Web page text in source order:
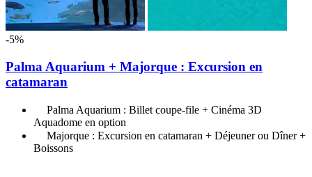
-5%
Palma Aquarium + Majorque : Excursion en
catamaran
Palma Aquarium : Billet coupe-file + Cinéma 3D
Aquadome en option
Majorque : Excursion en catamaran + Déjeuner ou Dîner +
Boissons